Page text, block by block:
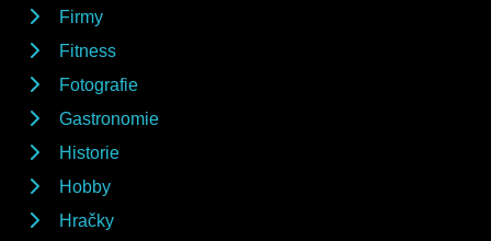
Firmy
Fitness
Fotografie
Gastronomie
Historie
Hobby
Hračky